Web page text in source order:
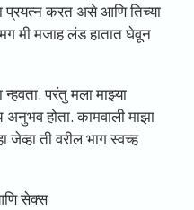
प्रयत्न करत असे आणि तिच्या
मी मजाह लंड हातात घेवून
परंतु मला माझ्या
अनुभव होता. कामवाली माझा
ती वरील भाग स्वच्ह
सेक्स